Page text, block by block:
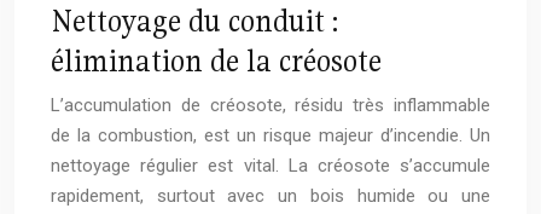
Nettoyage du conduit :
élimination de la créosote
L’accumulation de créosote, résidu très inflammable
de la combustion, est un risque majeur d’incendie. Un
nettoyage régulier est vital. La créosote s’accumule
rapidement, surtout avec un bois humide ou une